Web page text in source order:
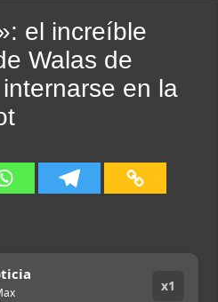
el increíble
Walas de
en la
x1